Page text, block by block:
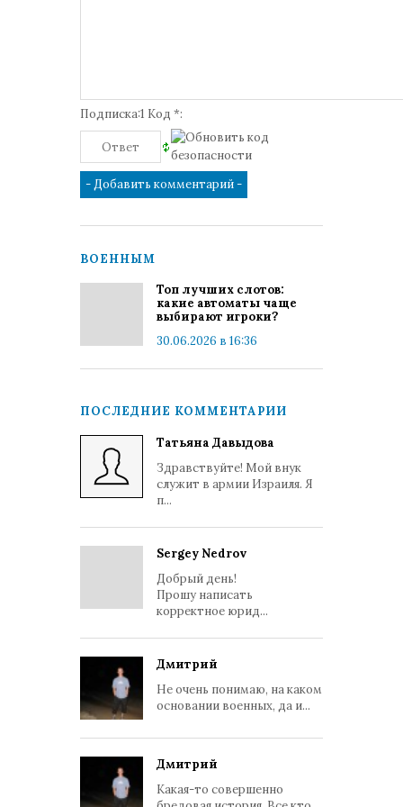
Подписка:1 Код *:
ВОЕННЫМ
Топ лучших слотов:
какие автоматы чаще
выбирают игроки?
30.06.2026 в 16:36
ПОСЛЕДНИЕ КОММЕНТАРИИ
Татьяна Давыдова
Здравствуйте! Мой внук
служит в армии Израиля. Я
п...
Sergey Nedrov
Добрый день!
Прошу написать
корректное юрид...
Дмитрий
Не очень понимаю, на каком
основании военных, да и...
Дмитрий
Какая-то совершенно